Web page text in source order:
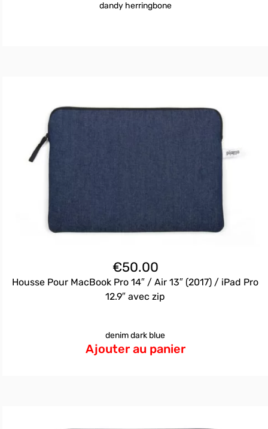
dandy herringbone
€50.00
Housse Pour MacBook Pro 14″ / Air 13″ (2017) / iPad Pro
12.9″ avec zip
denim dark blue
Ajouter au panier